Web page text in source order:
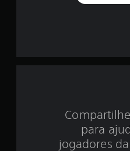
para
jogadores